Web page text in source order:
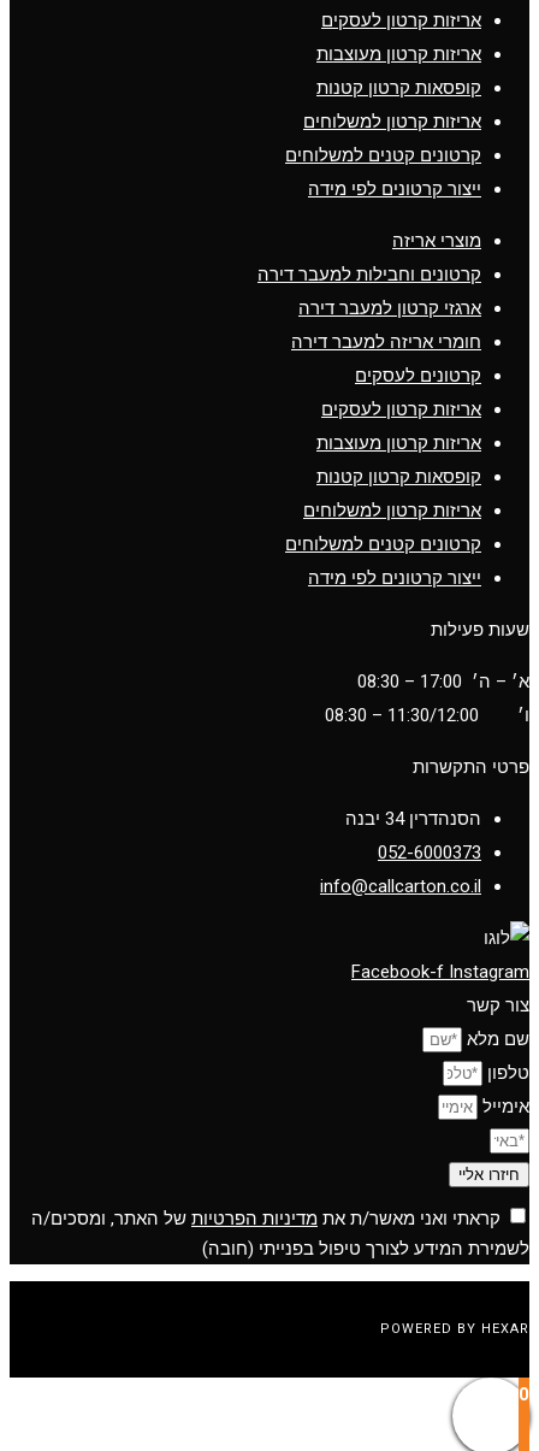
אריזות קרטון לעסקים
אריזות קרטון מעוצבות
קופסאות קרטון קטנות
אריזות קרטון למשלוחים
קרטונים קטנים למשלוחים
ייצור קרטונים לפי מידה
מוצרי אריזה
קרטונים וחבילות למעבר דירה
ארגזי קרטון למעבר דירה
חומרי אריזה למעבר דירה
קרטונים לעסקים
אריזות קרטון לעסקים
אריזות קרטון מעוצבות
קופסאות קרטון קטנות
אריזות קרטון למשלוחים
קרטונים קטנים למשלוחים
ייצור קרטונים לפי מידה
שעות פעילות
א׳ – ה׳ 17:00 – 08:30
ו׳
11:30/12:00
– 08:30
פרטי התקשרות
הסנהדרין 34 יבנה
052-6000373
info@callcarton.co.il
Facebook-f Instagram
צור קשר
שם מלא
טלפון
אימייל
חיזרו אליי
קראתי ואני מאשר/ת אתמדיניות הפרטיותשל האתר, ומסכים/ה
לשמירת המידע לצורך טיפול בפנייתי (חובה)
POWERED BY HEXAR
0